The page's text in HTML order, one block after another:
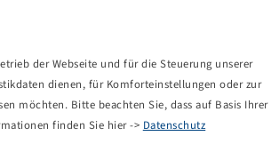
der Webseite und für die Steuerung unserer
dienen, für Komforteinstellungen oder zur
möchten. Bitte beachten Sie, dass auf Basis Ihrer
finden Sie hier -> Datenschutz
Bejelentkezés